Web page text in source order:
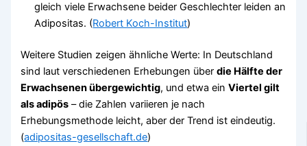
gleich viele Erwachsene beider Geschlechter leiden an
Adipositas. (Robert Koch-Institut)
Weitere Studien zeigen ähnliche Werte: In Deutschland
sind laut verschiedenen Erhebungen überdie Hälfte der
Erwachsenen übergewichtig, und etwa einViertel gilt
als adipös – die Zahlen variieren je nach
Erhebungsmethode leicht, aber der Trend ist eindeutig.
(adipositas-gesellschaft.de)